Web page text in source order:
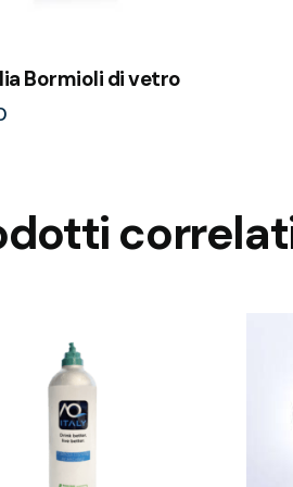
Bormioli di vetro